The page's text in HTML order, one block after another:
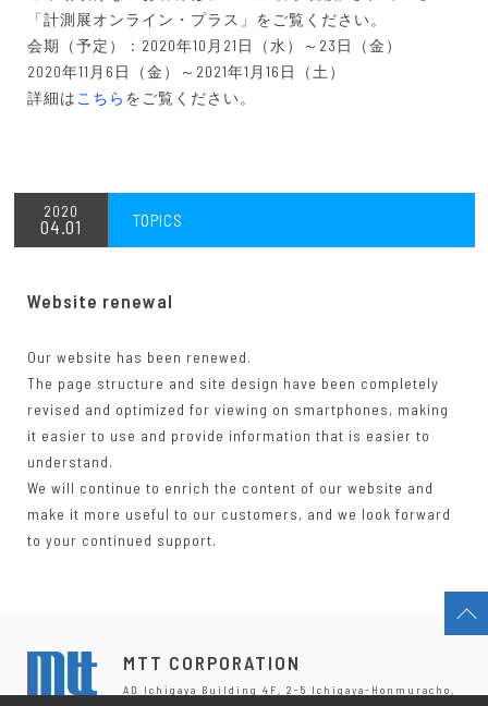
「計測展オンライン・プラス」をご覧ください。
会期（予定）：2020年10月21日（水）～23日（金）
2020年11月6日（金）～2021年1月16日（土）
詳細は こちら をご覧ください。
2020
04.01 TOPICS
Website renewal
Our website has been renewed.
The page structure and site design have been completely
revised and optimized for viewing on smartphones, making
it easier to use and provide information that is easier to
understand.
We will continue to enrich the content of our website and
make it more useful to our customers, and we look forward
to your continued support.
MTT CORPORATION
AD Ichigaya Building 4F, 2-5 Ichigaya-Honmuracho,